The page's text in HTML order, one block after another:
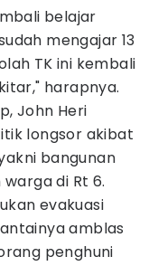
belajar
mengajar 13
TK ini kembali
harapnya.
John Heri
longsor akibat
bangunan
di Rt 6.
evakuasi
amblas
penghuni